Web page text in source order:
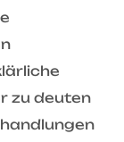
zu deuten